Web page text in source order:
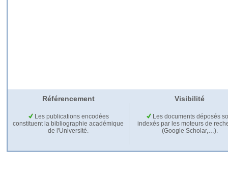
Référencement Visibilité
Les publications encodées
constituent la bibliographie académique
de l'Université.
Les documents déposés
indexés par les moteurs de
(Google Scholar,…).